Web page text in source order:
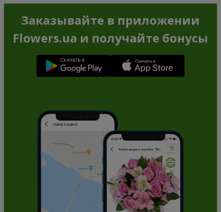
Заказывайте в приложении
Flowers.ua и получайте бонусы